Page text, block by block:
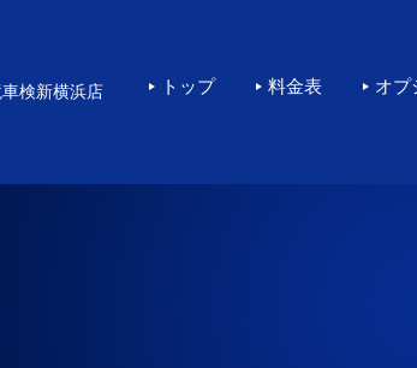
トップ 料金表 オプ
検新横浜店 横浜で高品質な